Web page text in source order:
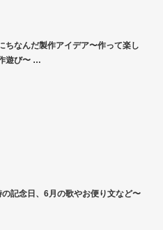
ちなんだ製作アイデア〜作って楽し
遊び〜
記念日、6月の歌やお便り文など〜